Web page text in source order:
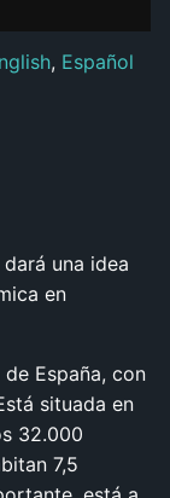
, Español
una idea
en
España, con
situada en
32.000
7,5